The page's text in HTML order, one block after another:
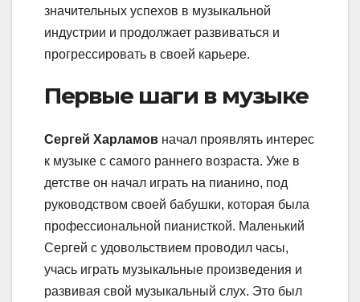
значительных успехов в музыкальной
индустрии и продолжает развиваться и
прогрессировать в своей карьере.
Первые шаги в музыке
Сергей Харламов начал проявлять интерес
к музыке с самого раннего возраста. Уже в
детстве он начал играть на пианино, под
руководством своей бабушки, которая была
профессиональной пианисткой. Маленький
Сергей с удовольствием проводил часы,
учась играть музыкальные произведения и
развивая свой музыкальный слух. Это был